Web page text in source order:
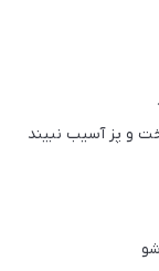
و پز آسیب نبیند